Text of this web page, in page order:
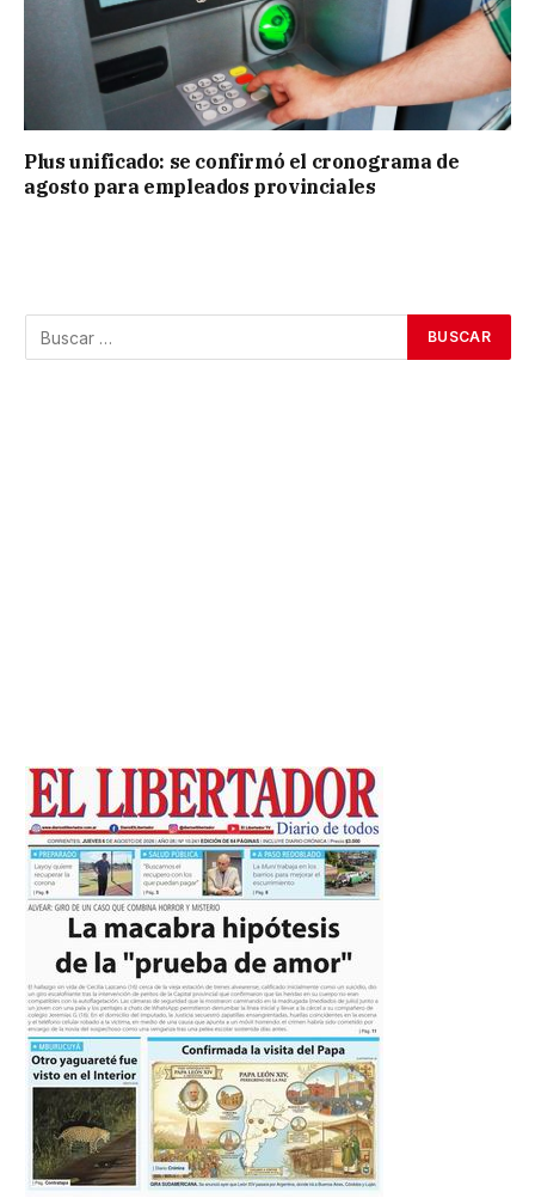
Plus unificado: se confirmó el cronograma de
agosto para empleados provinciales